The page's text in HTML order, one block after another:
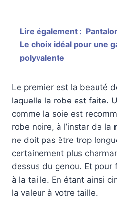
Lire également :
Le choix idéal pour une
polyvalente
Le premier est la beauté
laquelle la robe est faite.
comme la soie est
robe noire, à l’instar de la
ne doit pas être trop
certainement plus
dessus du genou. Et pour
à la taille. En étant ainsi
la valeur à votre taille.